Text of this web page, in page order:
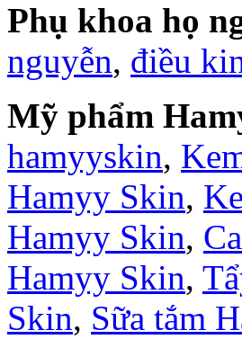
Phụ khoa họ
nguyễn, điều
Mỹ phẩm
hamyyskin,
Hamyy Skin,
Hamyy Skin,
Hamyy Skin,
Skin, Sữa tắm